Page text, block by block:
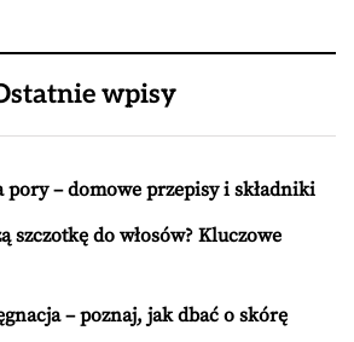
wpisy
pory – domowe przepisy i składniki
szczotkę do włosów? Kluczowe
– poznaj, jak dbać o skórę